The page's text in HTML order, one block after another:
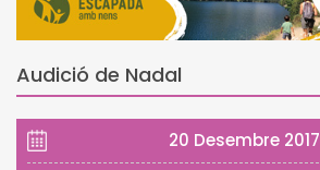
Audició de Nadal
20 Desembre 2017